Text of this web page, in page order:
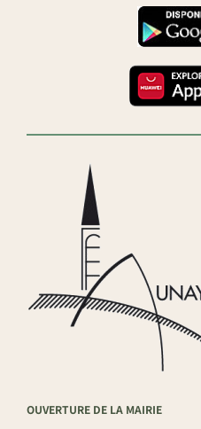
OUVERTURE DE LA MAIRIE